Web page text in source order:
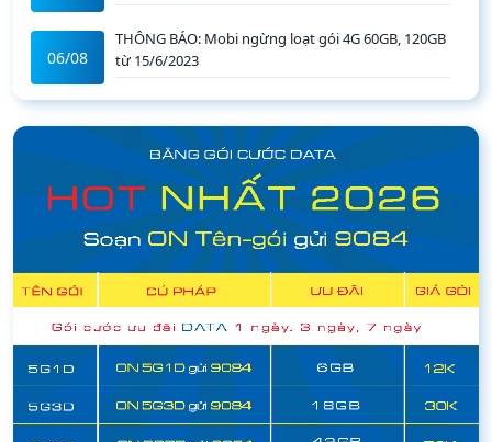
06/08
THÔNG BÁO: Mobi ngừng loạt gói 4G 60GB, 120GB
từ 15/6/2023